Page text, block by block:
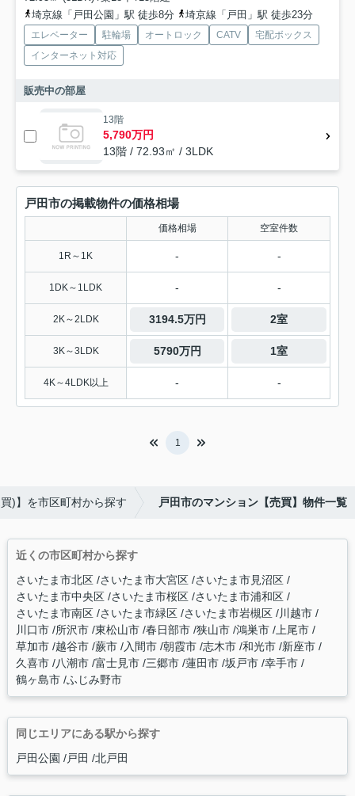
埼京線「戸田公園」駅 徒歩8分
埼京線「戸田」駅 徒歩23分
エレベーター 駐輪場 オートロック CATV
宅配ボックス
インターネット対応
販売中の部屋
13階
5,790万円
13階 / 72.93㎡ / 3LDK
戸田市の掲載物件の価格相場
価格相場 空室件数
1R～1K - -
1DK～1LDK - -
2K～2LDK 3194.5万円 2室
3K～3LDK 5790万円 1室
4K～4LDK以上 - -
1
)】を市区町村から探す 戸田市のマンション【売買】物件一覧
近くの市区町村から探す
さいたま市北区 さいたま市大宮区 さいたま市見沼区
さいたま市中央区 さいたま市桜区 さいたま市浦和区
さいたま市南区 さいたま市緑区 さいたま市岩槻区 川越市
川口市 所沢市 東松山市 春日部市 狭山市 鴻巣市 上尾市
草加市 越谷市 蕨市 入間市 朝霞市 志木市 和光市 新座市
久喜市 八潮市 富士見市 三郷市 蓮田市 坂戸市 幸手市
鶴ヶ島市 ふじみ野市
同じエリアにある駅から探す
戸田公園
戸田 北戸田